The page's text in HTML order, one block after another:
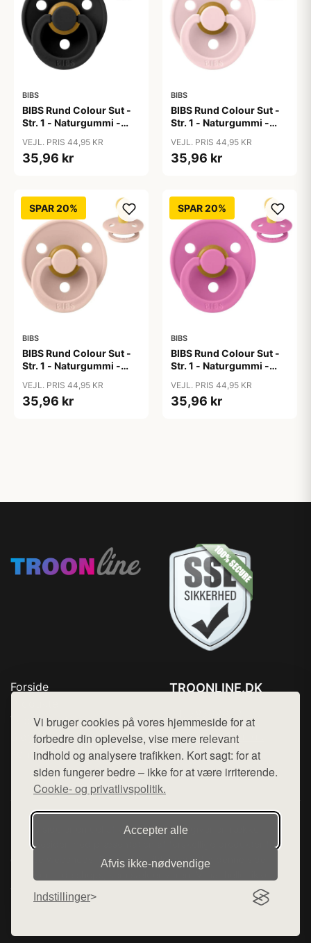
Vi bruger cookies på vores hjemmeside for at
forbedre din oplevelse, vise mere relevant
indhold og analysere trafikken. Kort sagt: for at
siden fungerer bedre – ikke for at være irriterende.
Cookie- og privatlivspolitik.
Accepter alle
Afvis ikke‑nødvendige
Indstillinger
BIBS
BIBS Rund Colour Sut -
Str. 1 - Naturgummi -
VEJL. PRIS 44,95 KR
35,96 kr
BIBS
BIBS Rund Colour Sut -
Str. 1 - Naturgummi -
VEJL. PRIS 44,95 KR
35,96 kr
SPAR 20%
BIBS
BIBS Rund Colour Sut -
Str. 1 - Naturgummi -
VEJL. PRIS 44,95 KR
35,96 kr
SPAR 20%
BIBS
BIBS Rund Colour Sut -
Str. 1 - Naturgummi -
VEJL. PRIS 44,95 KR
35,96 kr
Forside
Top Rabatter
Blog
Kontakt
TROONLINE.DK
Mail: hej@want.dk
Cookie- og privatlivspolitik
Denne side er en del af want.dk, der udgiver en række
hjemmesider med præsentation af forskellige produkter fra
diverse webshops. Der sælges ikke varer fra denne side - vi
henviser til de shops, som sælger varen. Vi har heller ikke
varerne på lager.